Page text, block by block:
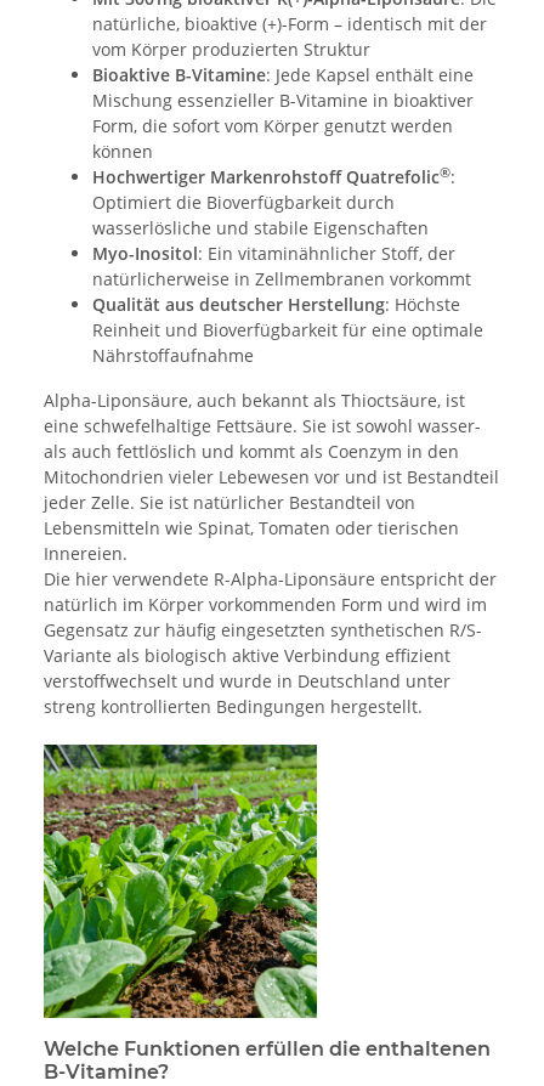
natürliche, bioaktive (+)-Form – identisch mit der
vom Körper produzierten Struktur
Bioaktive B-Vitamine: Jede Kapsel enthält eine
Mischung essenzieller B-Vitamine in bioaktiver
Form, die sofort vom Körper genutzt werden
können
Hochwertiger Markenrohstoff Quatrefolic®:
Optimiert die Bioverfügbarkeit durch
wasserlösliche und stabile Eigenschaften
Myo-Inositol: Ein vitaminähnlicher Stoff, der
natürlicherweise in Zellmembranen vorkommt
Qualität aus deutscher Herstellung: Höchste
Reinheit und Bioverfügbarkeit für eine optimale
Nährstoffaufnahme
Alpha-Liponsäure, auch bekannt als Thioctsäure, ist
eine schwefelhaltige Fettsäure. Sie ist sowohl wasser-
als auch fettlöslich und kommt als Coenzym in den
Mitochondrien vieler Lebewesen vor und ist Bestandteil
jeder Zelle. Sie ist natürlicher Bestandteil von
Lebensmitteln wie Spinat, Tomaten oder tierischen
Innereien.
Die hier verwendete R-Alpha-Liponsäure entspricht der
natürlich im Körper vorkommenden Form und wird im
Gegensatz zur häufig eingesetzten synthetischen R/S-
Variante als biologisch aktive Verbindung effizient
verstoffwechselt und wurde in Deutschland unter
streng kontrollierten Bedingungen hergestellt.
Welche Funktionen erfüllen die enthaltenen
B-Vitamine?